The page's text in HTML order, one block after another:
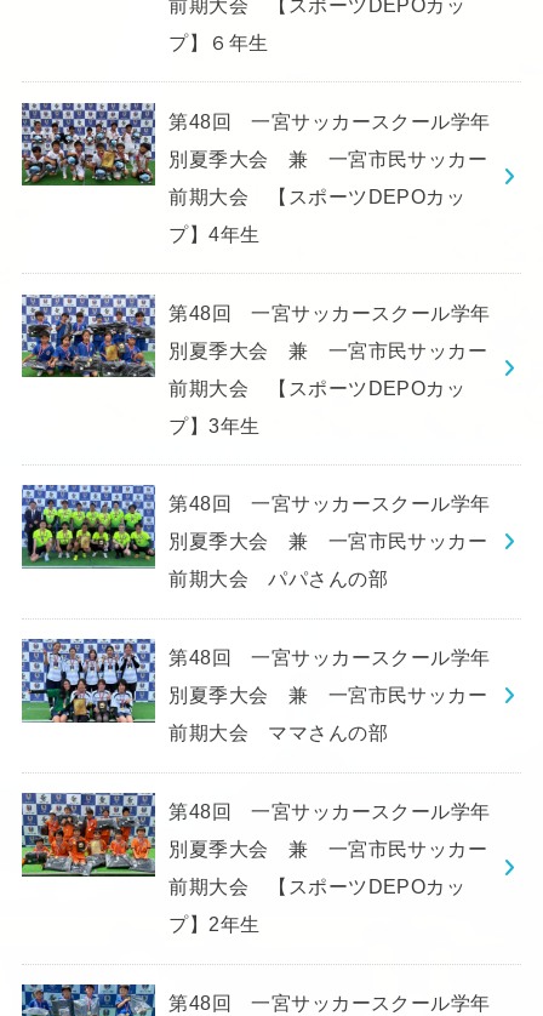
前期大会 【スポーツDEPOカッ
プ】６年生
第48回 一宮サッカースクール学年
別夏季大会 兼 一宮市民サッカー
前期大会 【スポーツDEPOカッ
プ】4年生
第48回 一宮サッカースクール学年
別夏季大会 兼 一宮市民サッカー
前期大会 【スポーツDEPOカッ
プ】3年生
第48回 一宮サッカースクール学年
別夏季大会 兼 一宮市民サッカー
前期大会 パパさんの部
第48回 一宮サッカースクール学年
別夏季大会 兼 一宮市民サッカー
前期大会 ママさんの部
第48回 一宮サッカースクール学年
別夏季大会 兼 一宮市民サッカー
前期大会 【スポーツDEPOカッ
プ】2年生
第48回 一宮サッカースクール学年